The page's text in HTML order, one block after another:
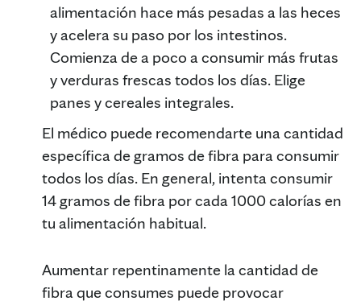
alimentación hace más pesadas a las heces
y acelera su paso por los intestinos.
Comienza de a poco a consumir más frutas
y verduras frescas todos los días. Elige
panes y cereales integrales.
El médico puede recomendarte una cantidad
específica de gramos de fibra para consumir
todos los días. En general, intenta consumir
14 gramos de fibra por cada 1000 calorías en
tu alimentación habitual.
Aumentar repentinamente la cantidad de
fibra que consumes puede provocar